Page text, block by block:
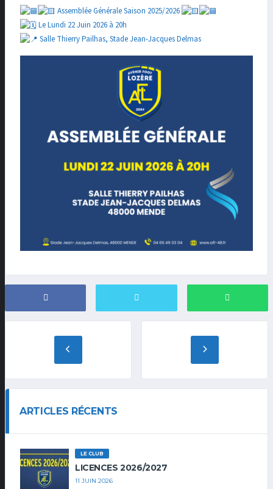
Assemblée Générale Saison 2025/2026
Le Lundi 22 Juin 2026 à 20h
Salle Thierry Pailhas, Stade Jean-Jacques Delmas
ARTICLES RÉCENTS
LE CLUB
LICENCES 2026/2027
11 JUIN 2026